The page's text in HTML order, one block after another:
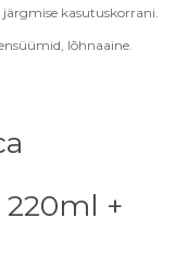
kasutuskorrani.
lõhnaaine.
+